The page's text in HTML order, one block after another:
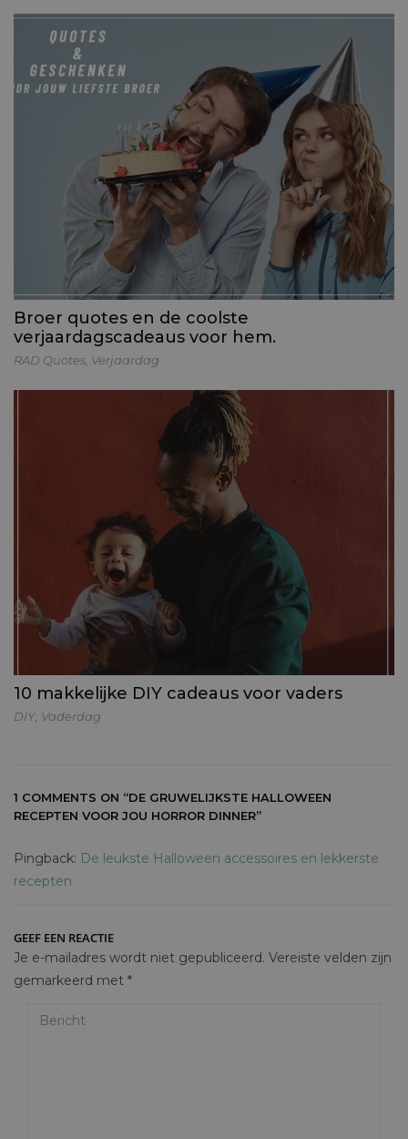
Broer quotes en de coolste
verjaardagscadeaus voor hem.
RAD Quotes Verjaardag
10 makkelijke DIY cadeaus voor vaders
DIY Vaderdag
1 COMMENTS ON “DE GRUWELIJKSTE HALLOWEEN
RECEPTEN VOOR JOU HORROR DINNER”
Pingback: De leukste Halloween accessoires en lekkerste
recepten
GEEF EEN REACTIE
Je e-mailadres wordt niet gepubliceerd. Vereiste velden zijn
gemarkeerd met *
Bericht